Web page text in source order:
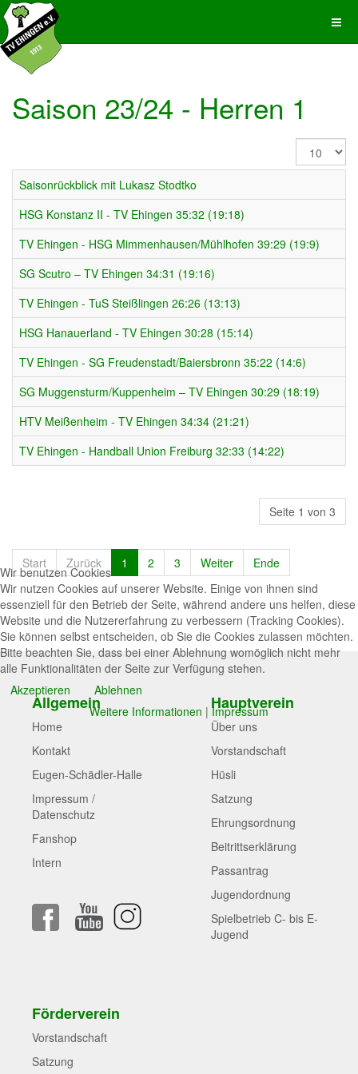
Saison 23/24 - Herren 1
Anzeige
#
Saisonrückblick mit Lukasz Stodtko
HSG Konstanz II - TV Ehingen 35:32 (19:18)
TV Ehingen - HSG Mimmenhausen/Mühlhofen 39:29 (19:9)
SG Scutro – TV Ehingen 34:31 (19:16)
TV Ehingen - TuS Steißlingen 26:26 (13:13)
HSG Hanauerland - TV Ehingen 30:28 (15:14)
TV Ehingen - SG Freudenstadt/Baiersbronn 35:22 (14:6)
SG Muggensturm/Kuppenheim – TV Ehingen 30:29 (18:19)
HTV Meißenheim - TV Ehingen 34:34 (21:21)
TV Ehingen - Handball Union Freiburg 32:33 (14:22)
Seite 1 von 3
Start Zurück 1 2 3 Weiter Ende
Allgemein
Home
Kontakt
Eugen-Schädler-Halle
Impressum /
Datenschutz
Fanshop
Intern
Hauptverein
Über uns
Vorstandschaft
Hüsli
Satzung
Ehrungsordnung
Beitrittserklärung
Passantrag
Jugendordnung
Spielbetrieb C- bis E-
Jugend
Förderverein
Vorstandschaft
Satzung
Wir benutzen Cookies
Wir nutzen Cookies auf unserer Website. Einige von ihnen sind
essenziell für den Betrieb der Seite, während andere uns helfen, diese
Website und die Nutzererfahrung zu verbessern (Tracking Cookies).
Sie können selbst entscheiden, ob Sie die Cookies zulassen möchten.
Bitte beachten Sie, dass bei einer Ablehnung womöglich nicht mehr
alle Funktionalitäten der Seite zur Verfügung stehen.
Akzeptieren
Ablehnen
Weitere Informationen | Impressum